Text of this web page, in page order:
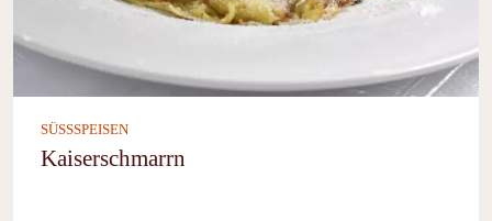
SÜSSSPEISEN
Kaiserschmarrn